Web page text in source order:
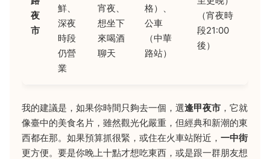
夜
市
鮮、
深夜
時段
仍營
業
宵夜、
想坐下
來喝酒
聊天
格）、
公車
（中華
路站）
（宵夜時
段21:00
後）
我的建議是，如果你時間只夠去一個，選逢甲夜市 ，它就
像臺中的美食名片，雖然觀光化嚴重，但經典和新潮的東
西都在那。如果預算抓很緊，或住在火車站附近， 一中街
更方便。要是你晚上十點才想吃東西，或是跟一群朋友想